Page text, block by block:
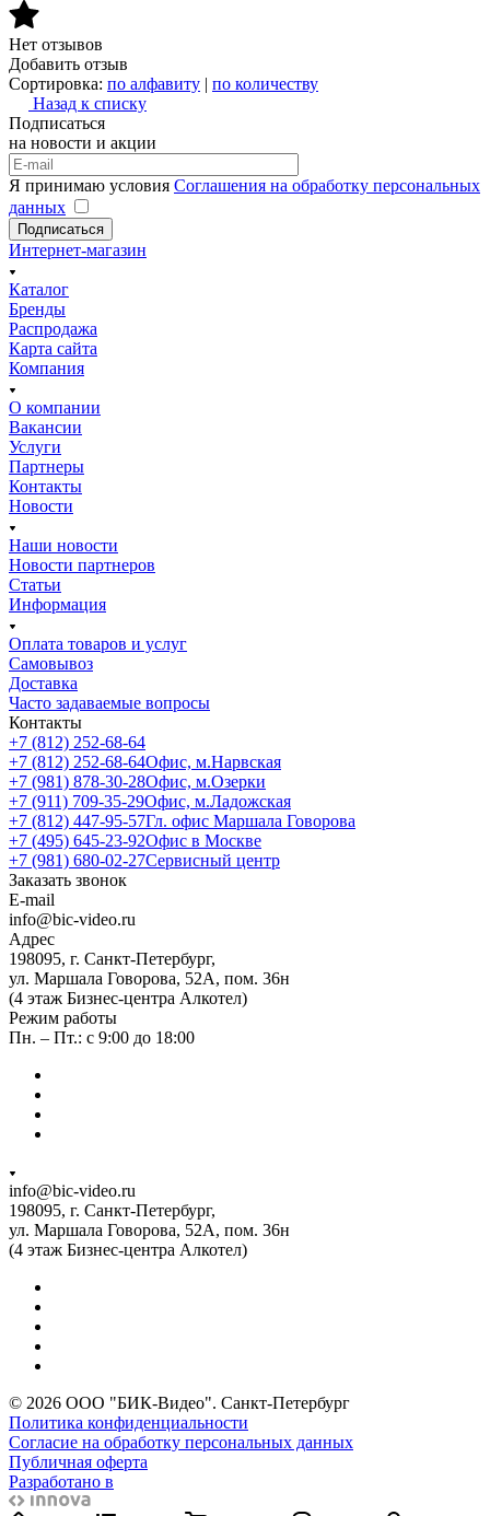
Нет отзывов
Добавить отзыв
Сортировка: по алфавиту | по количеству
Назад к списку
Подписаться
на новости и акции
Я принимаю условия Соглашения на обработку персональных
данных
Подписаться
Интернет-магазин
Каталог
Бренды
Распродажа
Карта сайта
Компания
О компании
Вакансии
Услуги
Партнеры
Контакты
Новости
Наши новости
Новости партнеров
Статьи
Информация
Оплата товаров и услуг
Самовывоз
Доставка
Часто задаваемые вопросы
Контакты
+7 (812) 252-68-64
+7 (812) 252-68-64Офис, м.Нарвская
+7 (981) 878-30-28Офис, м.Озерки
+7 (911) 709-35-29Офис, м.Ладожская
+7 (812) 447-95-57Гл. офис Маршала Говорова
+7 (495) 645-23-92Офис в Москве
+7 (981) 680-02-27Сервисный центр
Заказать звонок
E-mail
info@bic-video.ru
Адрес
198095, г. Санкт-Петербург,
ул. Маршала Говорова, 52А, пом. 36н
(4 этаж Бизнес-центра Алкотел)
Режим работы
Пн. – Пт.: с 9:00 до 18:00
info@bic-video.ru
198095, г. Санкт-Петербург,
ул. Маршала Говорова, 52А, пом. 36н
(4 этаж Бизнес-центра Алкотел)
© 2026 ООО "БИК-Видео". Санкт-Петербург
Политика конфиденциальности
Согласие на обработку персональных данных
Публичная оферта
Разработано в